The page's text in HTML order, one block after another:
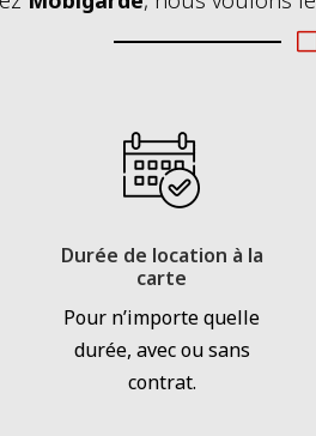
Durée de location à la
carte
Pour n’importe quelle
durée, avec ou sans
contrat.